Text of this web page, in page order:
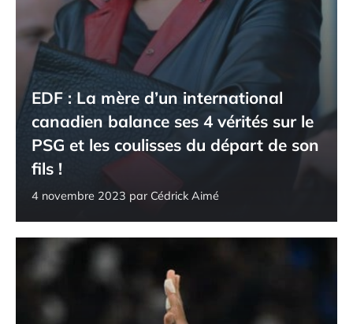
EDF : La mère d’un international
canadien balance ses 4 vérités sur le
PSG et les coulisses du départ de son
fils !
4 novembre 2023 par Cédrick Aimé